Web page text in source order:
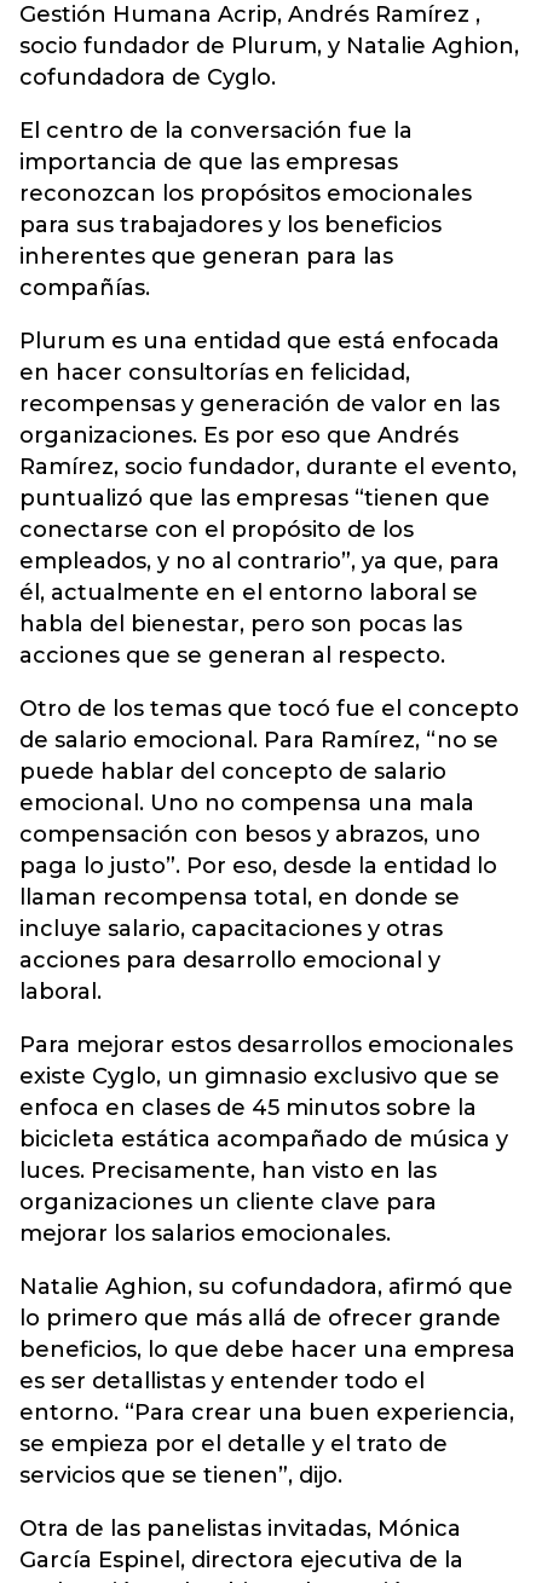
Gestión Humana Acrip, Andrés Ramírez ,
socio fundador de Plurum, y Natalie Aghion,
cofundadora de Cyglo.
El centro de la conversación fue la
importancia de que las empresas
reconozcan los propósitos emocionales
para sus trabajadores y los beneficios
inherentes que generan para las
compañías.
Plurum es una entidad que está enfocada
en hacer consultorías en felicidad,
recompensas y generación de valor en las
organizaciones. Es por eso que Andrés
Ramírez, socio fundador, durante el evento,
puntualizó que las empresas “tienen que
conectarse con el propósito de los
empleados, y no al contrario”, ya que, para
él, actualmente en el entorno laboral se
habla del bienestar, pero son pocas las
acciones que se generan al respecto.
Otro de los temas que tocó fue el concepto
de salario emocional. Para Ramírez, “no se
puede hablar del concepto de salario
emocional. Uno no compensa una mala
compensación con besos y abrazos, uno
paga lo justo”. Por eso, desde la entidad lo
llaman recompensa total, en donde se
incluye salario, capacitaciones y otras
acciones para desarrollo emocional y
laboral.
Para mejorar estos desarrollos emocionales
existe Cyglo, un gimnasio exclusivo que se
enfoca en clases de 45 minutos sobre la
bicicleta estática acompañado de música y
luces. Precisamente, han visto en las
organizaciones un cliente clave para
mejorar los salarios emocionales.
Natalie Aghion, su cofundadora, afirmó que
lo primero que más allá de ofrecer grande
beneficios, lo que debe hacer una empresa
es ser detallistas y entender todo el
entorno. “Para crear una buen experiencia,
se empieza por el detalle y el trato de
servicios que se tienen”, dijo.
Otra de las panelistas invitadas, Mónica
García Espinel, directora ejecutiva de la